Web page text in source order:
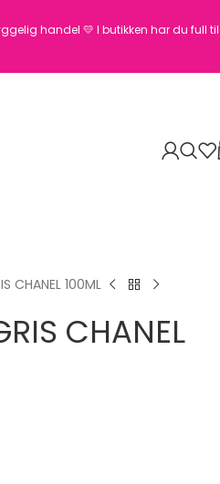
handel 💛 I butikken har du full
CHANEL 100ML
CHANEL